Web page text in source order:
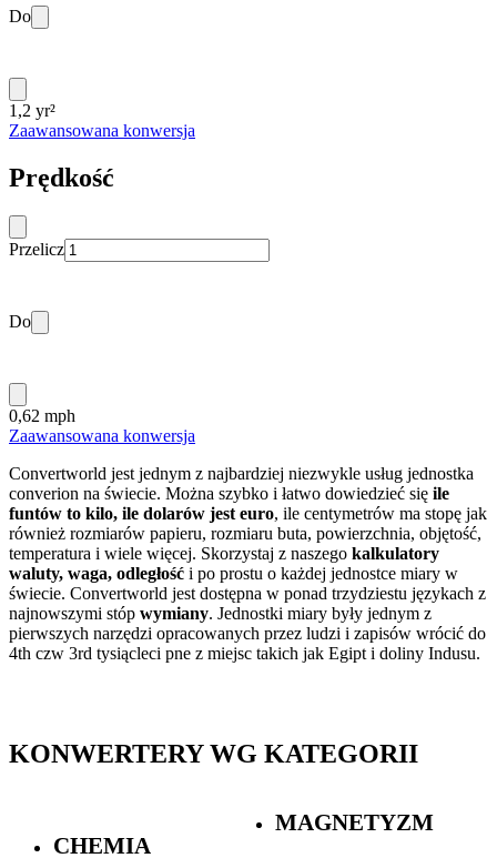
Do
1,2 yr²
Zaawansowana konwersja
Prędkość
Przelicz
Do
0,62 mph
Zaawansowana konwersja
Convertworld jest jednym z najbardziej niezwykle usług jednostka
converion na świecie. Można szybko i łatwo dowiedzieć się ile
funtów to kilo, ile dolarów jest euro, ile centymetrów ma stopę jak
również rozmiarów papieru, rozmiaru buta, powierzchnia, objętość,
temperatura i wiele więcej. Skorzystaj z naszego kalkulatory
waluty, waga, odległość i po prostu o każdej jednostce miary w
świecie. Convertworld jest dostępna w ponad trzydziestu językach z
najnowszymi stóp wymiany. Jednostki miary były jednym z
pierwszych narzędzi opracowanych przez ludzi i zapisów wrócić do
4th czw 3rd tysiącleci pne z miejsc takich jak Egipt i doliny Indusu.
KONWERTERY WG KATEGORII
CHEMIA
MAGNETYZM